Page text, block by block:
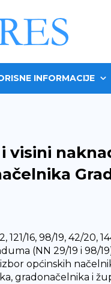
INFORMACIJE
visini
16, 98/19, 42/20,
(NN 29/19 i 98/
općinskih
gradonačelnika i